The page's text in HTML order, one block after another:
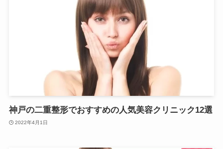
神戸の二重整形でおすすめの人気美容クリニック12選
2022年4月1日